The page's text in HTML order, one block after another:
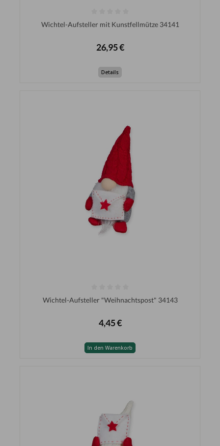
Wichtel-Aufsteller mit Kunstfellmütze 34141
26,95 €
Details
Wichtel-Aufsteller "Weihnachtspost" 34143
4,45 €
In den Warenkorb